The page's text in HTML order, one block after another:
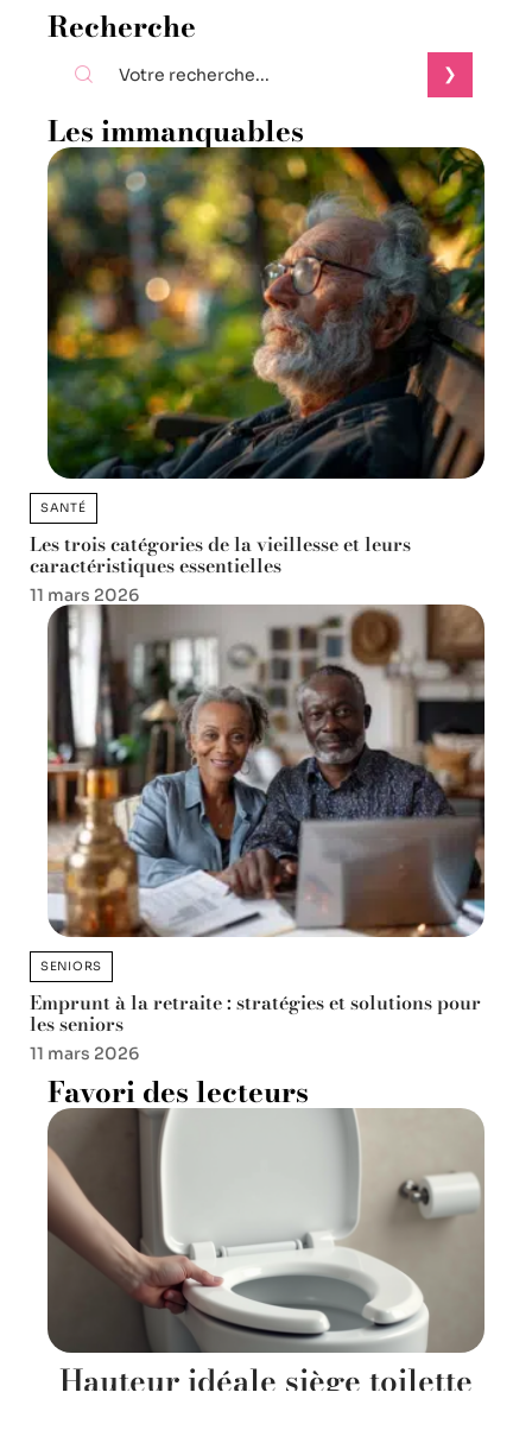
Recherche
Les immanquables
SANTÉ
Les trois catégories de la vieillesse et leurs
caractéristiques essentielles
11 mars 2026
SENIORS
Emprunt à la retraite : stratégies et solutions pour
les seniors
11 mars 2026
Favori des lecteurs
Hauteur idéale siège toilette